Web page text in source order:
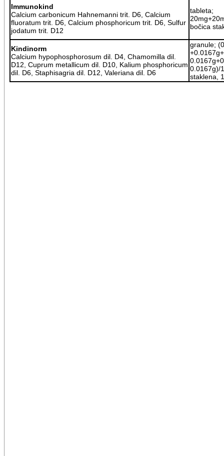
Immunokind
Calcium carbonicum Hahnemanni trit. D6, Calcium
fluoratum trit. D6, Calcium phosphoricum trit. D6, Sulfur
jodatum trit. D12
tableta;
bočica
Kindinorm
Calcium hypophosphorosum dil. D4, Chamomilla dil.
D12, Cuprum metallicum dil. D10, Kalium phosphoricum
dil. D6, Staphisagria dil. D12, Valeriana dil. D6
granule;
+0.0167g+
0.0167g)/
staklena,